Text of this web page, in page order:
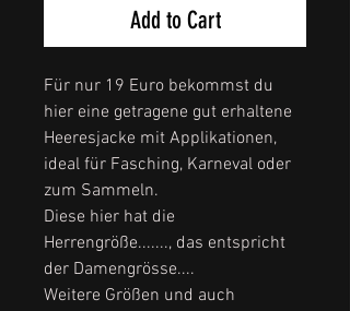
Add to Cart
Für nur 19 Euro bekommst du
hier eine getragene gut erhaltene
Heeresjacke mit Applikationen,
ideal für Fasching, Karneval oder
zum Sammeln.
Diese hier hat die
Herrengröße......., das entspricht
der Damengrösse....
Weitere Größen und auch